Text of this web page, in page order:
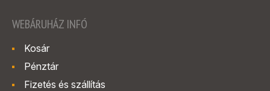
WEBÁRUHÁZ INFÓ
Kosár
Pénztár
Fizetés és szállítás